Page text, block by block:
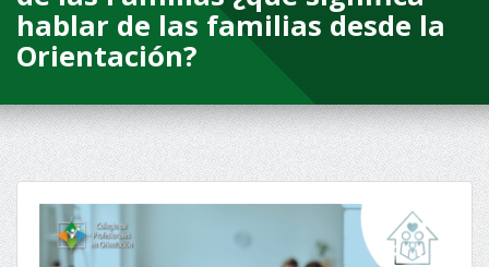
hablar de las familias desde la
Orientación?